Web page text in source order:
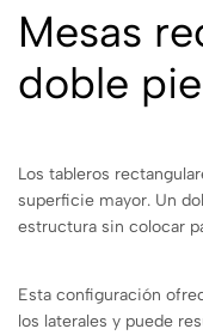
Mesas
doble
Los tableros
superficie mayor. Un
estructura sin colocar
Esta configuración
los laterales y puede